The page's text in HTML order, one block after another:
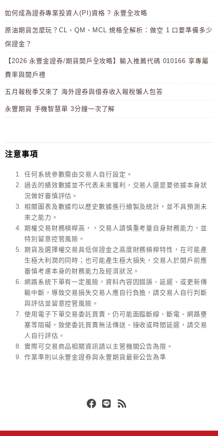
如何成為證券專業投資人(PI)資格 ? 永豐全攻略
原油期貨怎麼玩？CL、QM、MCL 規格全解析：做空 1 口要準備多少
保證金？
【2026 永豐金證券/期貨開戶全攻略】輸入推薦代碼 010166 享專屬
費率與開戶禮
五月報稅季又來了 海外證券與借券收入報稅懶人包答
永豐期貨 手機智慧單 3分鐘一次了解
注意事項
任何系統參數需由交易人自行設定。
過去的績效數據並不代表未來獲利，交易人還是要依據本身狀
況做好審慎評估。
相關圖表及數據均以歷史數據進行繪製及統計，並不具預測未
來之能力。
期權交易財務槓桿高，，交易人請慎重考量自身財務能力，並
特別留意控管風險。
期貨及選擇權交易具低保證金之高度財務槓桿特性，在可能產
生極大利潤的同時；也可能產生極大損失，交易人於開戶前應
審慎考慮本身的財務能力及經濟狀況。
網路系統下單有一定風險，資料內容因錯誤、延遲、或更新傳
輸中斷，導致交易損失交易人應自行負擔，請交易人自行判斷
與評估並留意控管風險。
使用電子下單交易委託買賣，仍可能面臨斷線、斷電、網路壅
塞等阻礙，致使委託買賣無法傳送、接收或時間延遲，請交易
人自行評估。
實際可交易商品相關資訊請以主管機關公告為限。
作業準則以永豐金證券與永豐期貨最新公告為準